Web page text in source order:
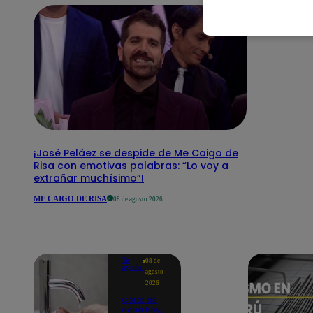
¡José Peláez se despide de Me Caigo de
Risa con emotivas palabras: “Lo voy a
extrañar muchísimo”!
ME CAIGO DE RISA 08 de agosto 2026
Te
ayudo
08 de
agosto
2026
Corte de
agua hoy,